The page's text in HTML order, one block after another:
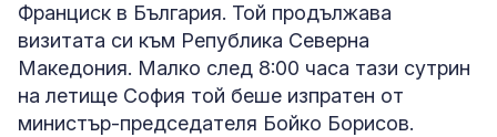
Франциск в България. Той продължава
визитата си към Република Северна
Македония. Малко след 8:00 часа тази сутрин
на летище София той беше изпратен от
министър-председателя Бойко Борисов.